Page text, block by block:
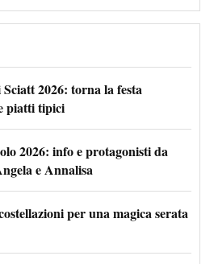
2026: torna la festa
piatti tipici
2026: info e protagonisti da
e Annalisa
per una magica serata